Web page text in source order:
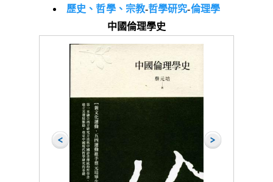
歷史、哲學、宗教-哲學研究-倫理學
中國倫理學史